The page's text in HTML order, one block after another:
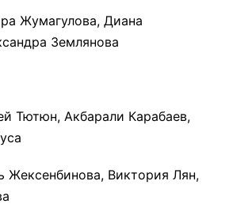
Жумагулова, Диана
Землянова
Тютюн, Акбарали Карабаев,
Виктория Лян,